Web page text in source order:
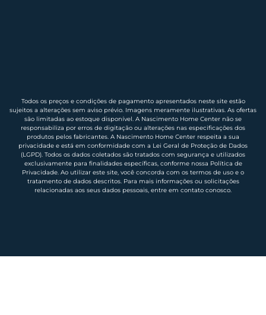
Todos os preços e condições de pagamento apresentados neste site estão
sujeitos a alterações sem aviso prévio. Imagens meramente ilustrativas. As ofertas
são limitadas ao estoque disponível. A Nascimento Home Center não se
responsabiliza por erros de digitação ou alterações nas especificações dos
produtos pelos fabricantes. A Nascimento Home Center respeita a sua
privacidade e está em conformidade com a Lei Geral de Proteção de Dados
(LGPD). Todos os dados coletados são tratados com segurança e utilizados
exclusivamente para finalidades específicas, conforme nossa Política de
Privacidade. Ao utilizar este site, você concorda com os termos de uso e o
tratamento de dados descritos. Para mais informações ou solicitações
relacionadas aos seus dados pessoais, entre em contato conosco.